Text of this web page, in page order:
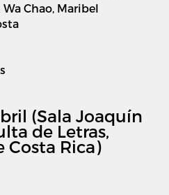
Chao, Maribel
(Sala Joaquín
de Letras,
Costa Rica)